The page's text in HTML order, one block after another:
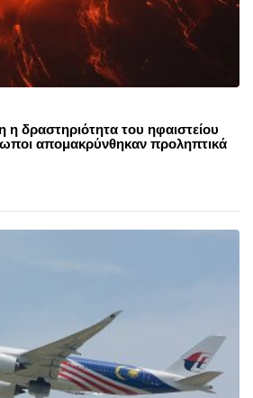
δραστηριότητα του ηφαιστείου
απομακρύνθηκαν προληπτικά